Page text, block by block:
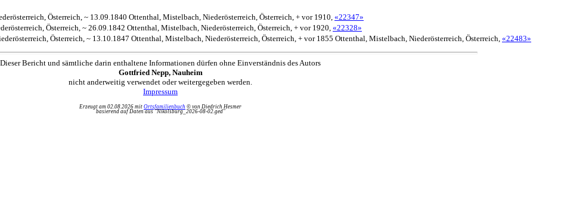
Österreich, ~ 13.09.1840 Ottenthal, Mistelbach, Niederösterreich, Österreich, + vor 1910, «22347»
Österreich, ~ 26.09.1842 Ottenthal, Mistelbach, Niederösterreich, Österreich, + vor 1920, «22328»
Österreich, ~ 13.10.1847 Ottenthal, Mistelbach, Niederösterreich, Österreich, + vor 1855 Ottenthal, Mistelbach, Niederösterreich, Österreich, «22483»
Dieser Bericht und sämtliche darin enthaltene Informationen dürfen ohne Einverständnis des Autors
Gottfried Nepp, Nauheim
nicht anderweitig verwendet oder weitergegeben werden.
Impressum
Erzeugt am 02.08.2026 mit Ortsfamilienbuch © von Diedrich Hesmer
basierend auf Daten aus "Nikolsburg_2026-08-02.ged"